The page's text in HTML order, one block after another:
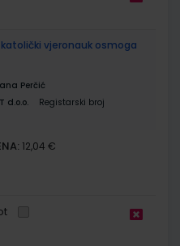
katolički vjeronauk osmoga
Perčić
d.o.o.
Registarski broj
12,04 €